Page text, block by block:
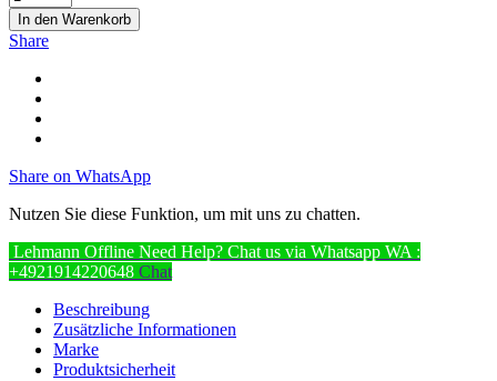
In den Warenkorb
Share
Share on WhatsApp
Nutzen Sie diese Funktion, um mit uns zu chatten.
Lehmann Offline Need Help? Chat us via Whatsapp WA :
+4921914220648 Chat
Beschreibung
Zusätzliche Informationen
Marke
Produktsicherheit